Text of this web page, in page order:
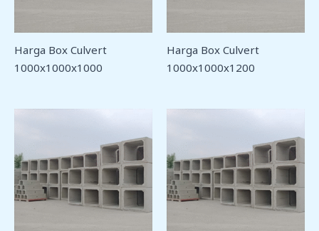
Harga Box Culvert
1000x1000x1000
Harga Box Culvert
1000x1000x1200